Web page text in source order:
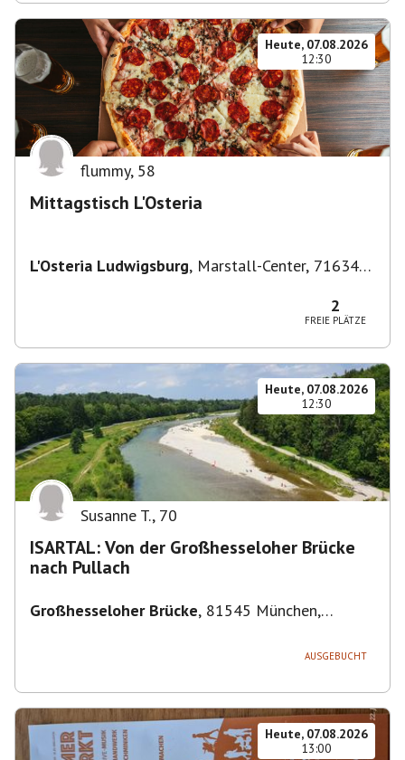
Heute, 07.08.2026
12:30
flummy, 58
Mittagstisch L'Osteria
L'Osteria Ludwigsburg, Marstall-Center, 71634
2
FREIE PLÄTZE
Heute, 07.08.2026
12:30
Susanne T., 70
ISARTAL: Von der Großhesseloher Brücke
nach Pullach
Großhesseloher Brücke, 81545 München,
AUSGEBUCHT
Heute, 07.08.2026
13:00